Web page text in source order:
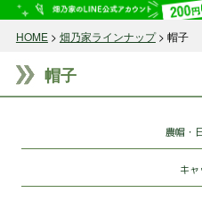
HOME 畑乃家ラインナップ 帽子
帽子
農帽・
キ